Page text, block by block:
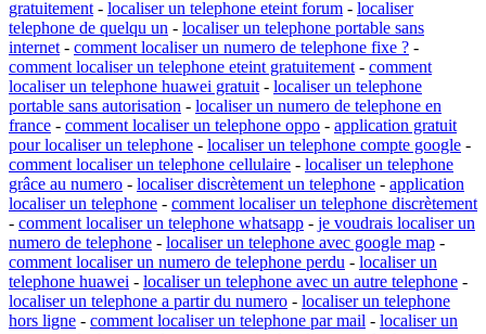
gratuitement - localiser un telephone eteint forum - localiser
telephone de quelqu un - localiser un telephone portable sans
internet - comment localiser un numero de telephone fixe ? -
comment localiser un telephone eteint gratuitement - comment
localiser un telephone huawei gratuit - localiser un telephone
portable sans autorisation - localiser un numero de telephone en
france - comment localiser un telephone oppo - application gratuit
pour localiser un telephone - localiser un telephone compte google -
comment localiser un telephone cellulaire - localiser un telephone
grâce au numero - localiser discrètement un telephone - application
localiser un telephone - comment localiser un telephone discrètement
- comment localiser un telephone whatsapp - je voudrais localiser un
numero de telephone - localiser un telephone avec google map -
comment localiser un numero de telephone perdu - localiser un
telephone huawei - localiser un telephone avec un autre telephone -
localiser un telephone a partir du numero - localiser un telephone
hors ligne - comment localiser un telephone par mail - localiser un